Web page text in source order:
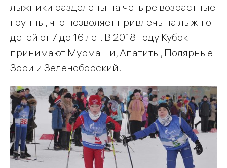
лыжники разделены на четыре возрастные
группы, что позволяет привлечь на лыжню
детей от 7 до 16 лет. В 2018 году Кубок
принимают Мурмаши, Апатиты, Полярные
Зори и Зеленоборский.